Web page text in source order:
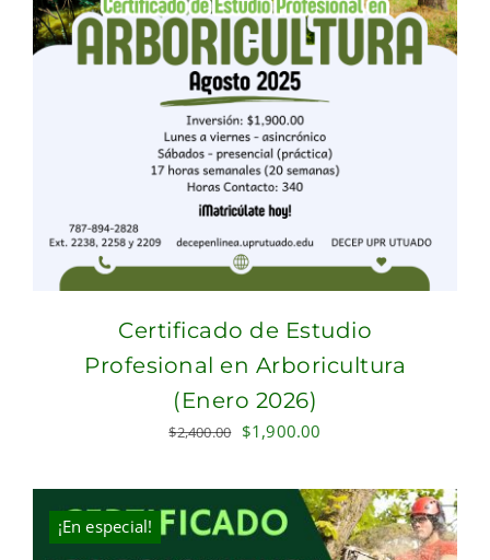
Certificado de Estudio
Profesional en Arboricultura
(Enero 2026)
$2,400.00 Original
was:
$2,400.00.
$1,900.00
is:
$1,900.00.
¡En especial!